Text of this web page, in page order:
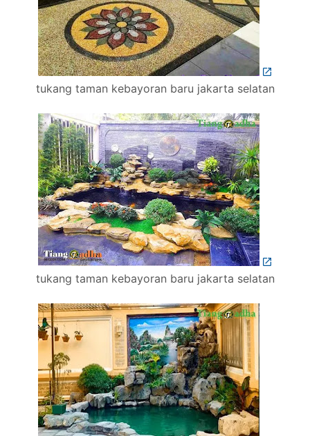
tukang taman kebayoran baru jakarta selatan
tukang taman kebayoran baru jakarta selatan